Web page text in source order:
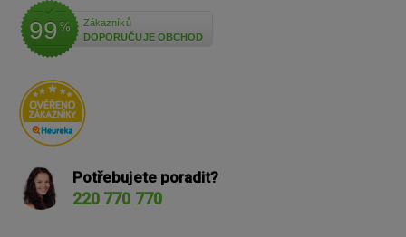
99 %
Zákazníků
DOPORUČUJE OBCHOD
Potřebujete poradit?
220 770 770